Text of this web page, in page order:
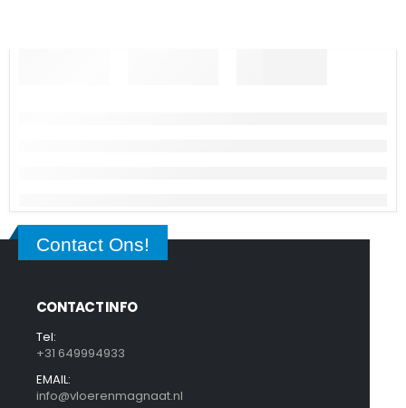
Contact Ons!
CONTACT INFO
Tel:
+31 649994933
EMAIL:
info@vloerenmagnaat.nl